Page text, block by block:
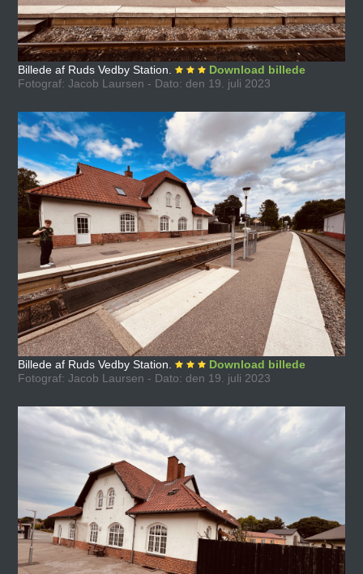
Billede af Ruds Vedby Station.
Download billede
Fotograf: Jacob Laursen - Dato: den 19. juli 2023
Billede af Ruds Vedby Station.
Download billede
Fotograf: Jacob Laursen - Dato: den 19. juli 2023